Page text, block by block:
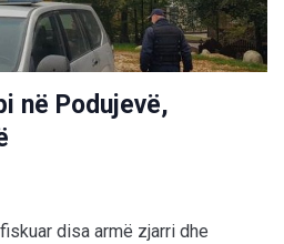
në Podujevë,
disa armë zjarri dhe